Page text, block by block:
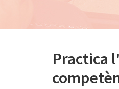
Practica